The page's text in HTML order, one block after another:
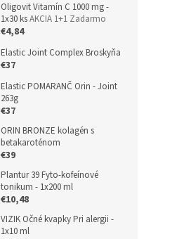
Oligovit Vitamín C 1000 mg -
1x30 ksAKCIA 1+1 Zadarmo
€4,84
Elastic Joint Complex Broskyňa
€37
Elastic POMARANČ Orin - Joint
263g
€37
ORIN BRONZE kolagén s
betakaroténom
€39
Plantur 39 Fyto-kofeínové
tonikum - 1x200 ml
€10,48
VIZIK Očné kvapky Pri alergii -
1x10 ml